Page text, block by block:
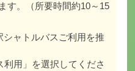
す。（所要時間約10～15
ャトルバスご利用を推
用」を選択してくださ